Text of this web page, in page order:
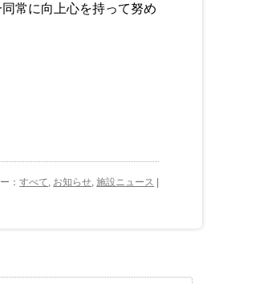
常に向上心を持って努め
：すべて お知らせ ,施設ニュース |